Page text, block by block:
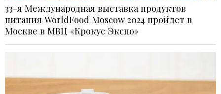
33-я Международная выставка продуктов
питания WorldFood Moscow 2024 пройдет в
Москве в МВЦ «Крокус Экспо»